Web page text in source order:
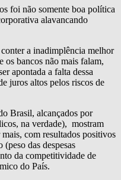
foi não somente boa política
alavancando
a inadimplência melhor
os bancos não mais falam,
apontada a falta dessa
juros altos pelos riscos de
Brasil, alcançados por
na verdade), mostram
com resultados positivos
das despesas
da competitividade de
do País.